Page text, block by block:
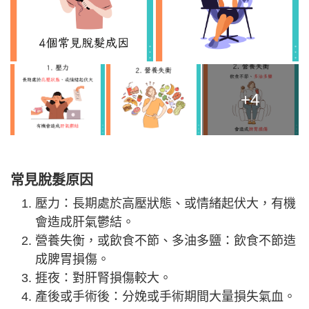
+4
常見脫髮原因
壓力：長期處於高壓狀態、或情緒起伏大，有機
會造成肝氣鬱結。
營養失衡，或飲食不節、多油多鹽：飲食不節造
成脾胃損傷。
捱夜：對肝腎損傷較大。
產後或手術後：分娩或手術期間大量損失氣血。